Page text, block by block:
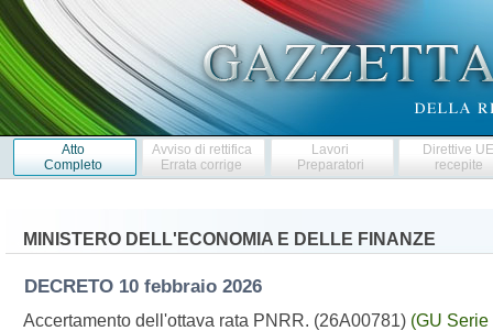
Atto
Completo
Avviso di rettifica
Errata corrige
Lavori
Preparatori
Direttive
recepite
MINISTERO DELL'ECONOMIA E DELLE FINANZE
DECRETO 10 febbraio 2026
Accertamento dell'ottava rata PNRR. (26A00781) (GU